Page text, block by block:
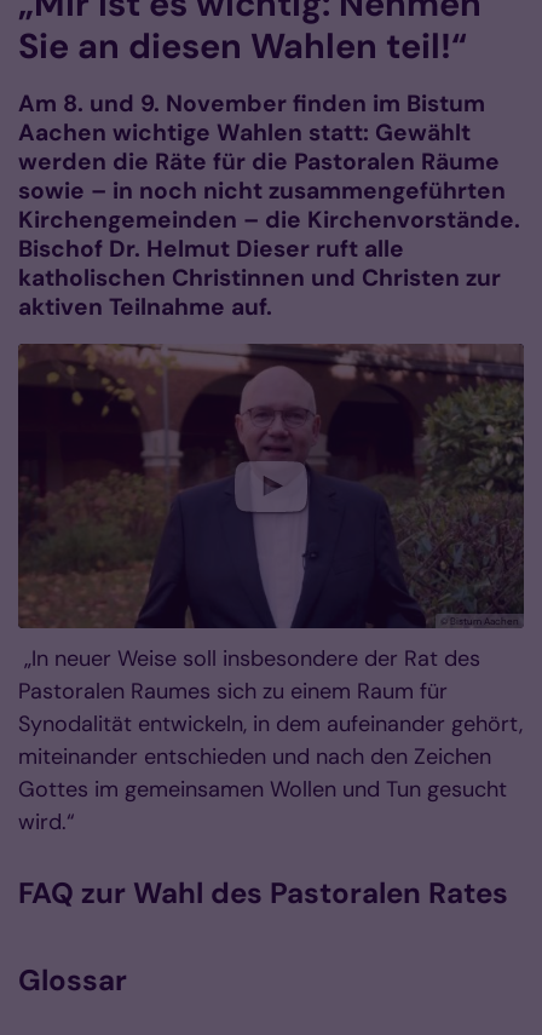
Sie an diesen Wahlen teil!“
Am 8. und 9. November finden im Bistum
Aachen wichtige Wahlen statt: Gewählt
werden die Räte für die Pastoralen Räume
sowie – in noch nicht zusammengeführten
Kirchengemeinden – die Kirchenvorstände.
Bischof Dr. Helmut Dieser ruft alle
katholischen Christinnen und Christen zur
aktiven Teilnahme auf.
© Bistum Aachen
„In neuer Weise soll insbesondere der Rat des
Pastoralen Rau­mes sich zu einem Raum für
Synodalität entwickeln, in dem aufeinander gehört,
miteinander entschieden und nach den Zeichen
Gottes im gemeinsamen Wollen und Tun gesucht
wird.“
FAQ zur Wahl des Pastoralen Rates
Glossar